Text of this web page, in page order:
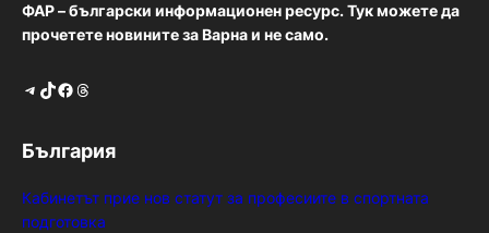
ФАР – български информационен ресурс. Тук можете да
прочетете новините за Варна и не само.
Telegram TikTok Facebook Threads
България
Кабинетът прие нов статут за професиите в спортната
подготовка